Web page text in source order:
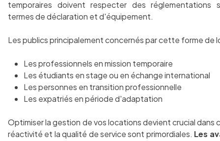
temporaires doivent respecter des réglementations
termes de déclaration et d'équipement.
Les publics principalement concernés par cette forme de
Les professionnels en mission temporaire
Les étudiants en stage ou en échange international
Les personnes en transition professionnelle
Les expatriés en période d'adaptation
Optimiser la gestion de vos locations devient crucial dans
réactivité et la qualité de service sont primordiales. Les